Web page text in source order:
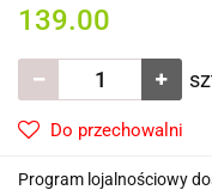
139.00
Do przechowalni
Program lojalnościowy